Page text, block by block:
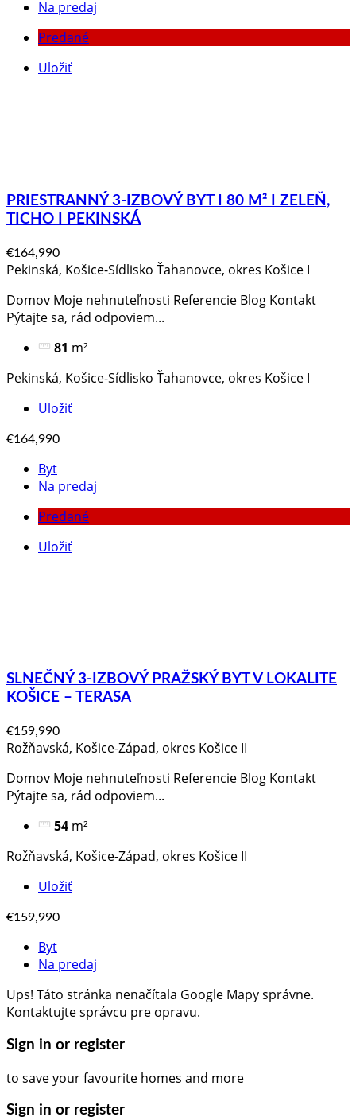
Na predaj
Predané
Uložiť
PRIESTRANNÝ 3-IZBOVÝ BYT I 80 M² I ZELEŇ,
TICHO I PEKINSKÁ
€164,990
Pekinská, Košice-Sídlisko Ťahanovce, okres Košice I
Domov Moje nehnuteľnosti Referencie Blog Kontakt
Pýtajte sa, rád odpoviem​...
81 m²
Pekinská, Košice-Sídlisko Ťahanovce, okres Košice I
Uložiť
€164,990
Byt
Na predaj
Predané
Uložiť
SLNEČNÝ 3-IZBOVÝ PRAŽSKÝ BYT V LOKALITE
KOŠICE – TERASA
€159,990
Rožňavská, Košice-Západ, okres Košice II
Domov Moje nehnuteľnosti Referencie Blog Kontakt
Pýtajte sa, rád odpoviem​...
54 m²
Rožňavská, Košice-Západ, okres Košice II
Uložiť
€159,990
Byt
Na predaj
Ups! Táto stránka nenačítala Google Mapy správne.
Kontaktujte správcu pre opravu.
Sign in or register
to save your favourite homes and more
Sign in or register